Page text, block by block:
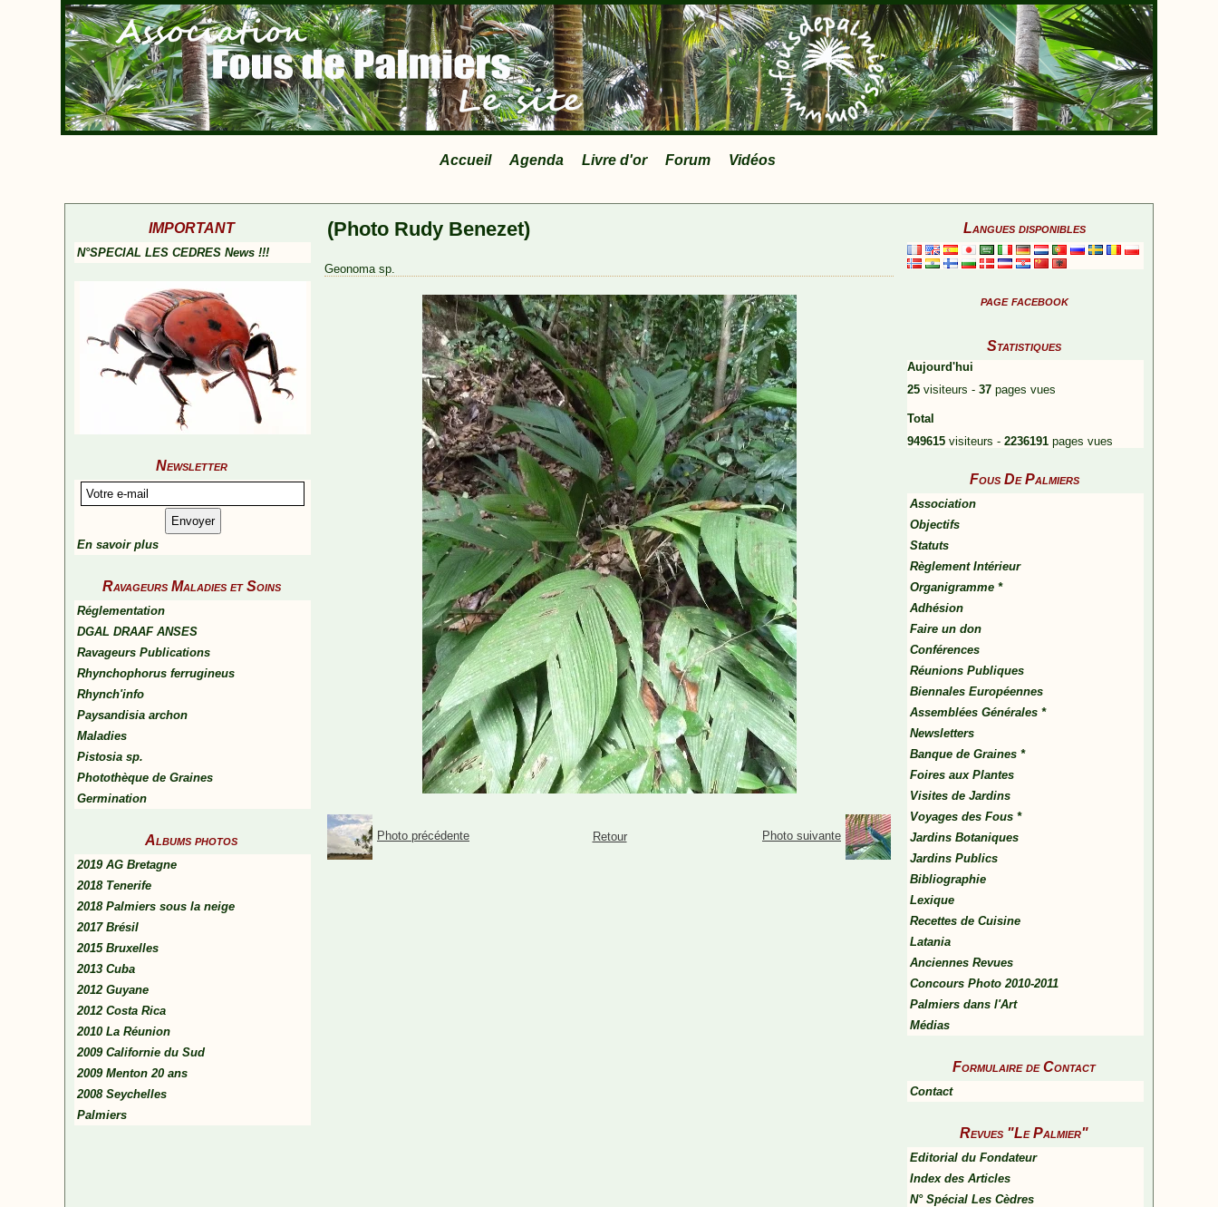
Accueil Agenda Livre d'or Forum Vidéos
IMPORTANT
N°SPECIAL LES CEDRES News !!!
Newsletter
En savoir plus
Ravageurs Maladies et Soins
Réglementation
DGAL DRAAF ANSES
Ravageurs Publications
Rhynchophorus ferrugineus
Rhynch'info
Paysandisia archon
Maladies
Pistosia sp.
Photothèque de Graines
Germination
Albums photos
2019 AG Bretagne
2018 Tenerife
2018 Palmiers sous la neige
2017 Brésil
2015 Bruxelles
2013 Cuba
2012 Guyane
2012 Costa Rica
2010 La Réunion
2009 Californie du Sud
2009 Menton 20 ans
2008 Seychelles
Palmiers
Langues disponibles
page facebook
Statistiques
Aujourd'hui
25 visiteurs - 37 pages vues
Total
949615 visiteurs - 2236191 pages vues
Fous De Palmiers
Association
Objectifs
Statuts
Règlement Intérieur
Organigramme *
Adhésion
Faire un don
Conférences
Réunions Publiques
Biennales Européennes
Assemblées Générales *
Newsletters
Banque de Graines *
Foires aux Plantes
Visites de Jardins
Voyages des Fous *
Jardins Botaniques
Jardins Publics
Bibliographie
Lexique
Recettes de Cuisine
Latania
Anciennes Revues
Concours Photo 2010-2011
Palmiers dans l'Art
Médias
Formulaire de Contact
Contact
Revues "Le Palmier"
Editorial du Fondateur
Index des Articles
N° Spécial Les Cèdres
(Photo Rudy Benezet)
Geonoma sp.
Photo précédente Retour Photo suivante